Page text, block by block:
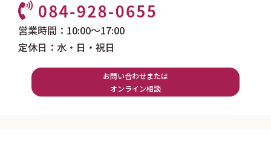
営業時間：10:00～17:00
定休日：水・日・祝日
お問い合わせまたは
オンライン相談